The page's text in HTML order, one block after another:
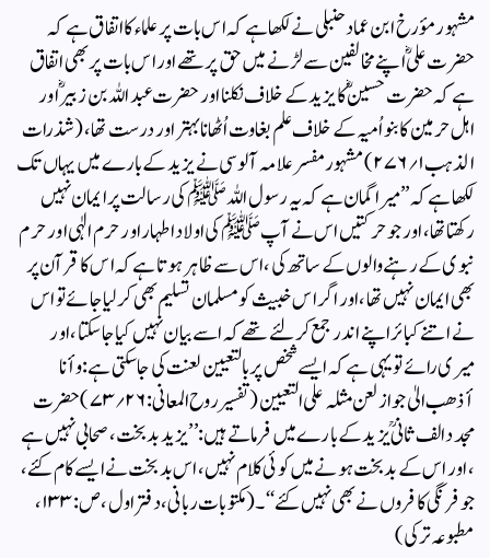
مشہور مؤرخ ابن عماد حنبلی نے لکھا ہے کہ اس بات پر علماء کا اتفاق ہے کہ
حضرت علیؓ اپنے مخالفین سے لڑنے میں حق پر تھے اور اس بات پر بھی اتفاق
ہے کہ حضرت حسین ؓکا یزید کے خلاف نکلنا اور حضرت عبداللہ بن زبیرؓ اور
اہل حرمین کا بنو اُمیہ کے خلاف علم بغاوت اُٹھانا بہتر اور درست تھا ، (شذرات
الذہب ۱؍۲۷۶) مشہور مفسر علامہ آلوسی نے یزید کے بارے میں یہاں تک
لکھا ہے کہ ’’میرا گمان ہے کہ یہ رسول اللہ ﷺ کی رسالت پر ایمان نہیں
رکھتا تھا ، اورجو حرکتیں اس نے آپ ﷺ کی اولاد اطہار اور حرم الٰہی اور حرم
نبوی کے رہنے والوں کے ساتھ کی ، اس سے ظاہر ہوتا ہے کہ اس کا قرآن پر
بھی ایمان نہیں تھا ، اور اگر اس خبیث کو مسلمان تسلیم بھی کر لیا جائے تو اس
نے اتنے کبائر اپنے اندر جمع کر لئے تھے کہ اسے بیان نہیں کیا جا سکتا، اور
میری رائے تو یہی ہے کہ ایسے شخص پر بالتعیین لعنت کی جا سکتی ہے : وأنا
أذھب الیٰ جواز لعن مثلہ علی التعیین (تفسیر روح المعانی : ۲۶؍۷۳) حضرت
مجدد الف ثانیؒ یزید کے بارے میں فرماتے ہیں : ’’یزید بدبخت ، صحابی نہیں ہے
، اور اس کے بدبخت ہونے میں کوئی کلام نہیں ، اس بدبخت نے ایسے کام کئے ،
جو فرنگی کافروں نے بھی نہیں کئے ‘‘ ۔(مکتوبات ربانی، دفتر اول، ص: ۱۳۳،
مطبوعہ ترکی)